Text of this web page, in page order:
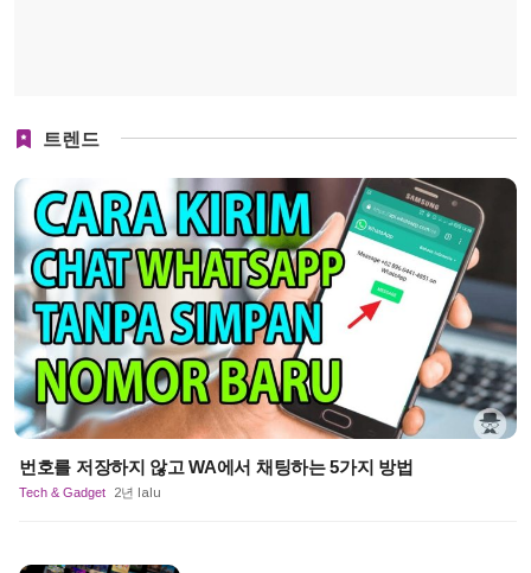
트렌드
번호를 저장하지 않고 WA에서 채팅하는 5가지 방법
Tech & Gadget 2년 lalu